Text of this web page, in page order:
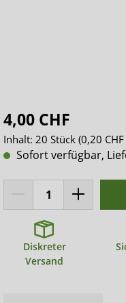
4,00 CHF
Inhalt: 20 Stück (0,20
Sofort verfügbar,
Diskreter
Versand